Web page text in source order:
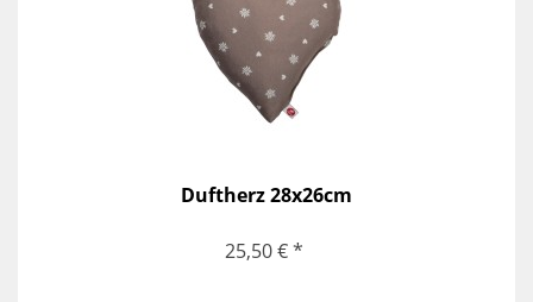
Duftherz 28x26cm
25,50 € *